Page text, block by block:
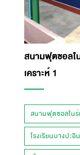
สนามฟุตซอลใ
เคราะห์ 1
สนามฟุตซอลใน
โรงเรียนบางปะอิ